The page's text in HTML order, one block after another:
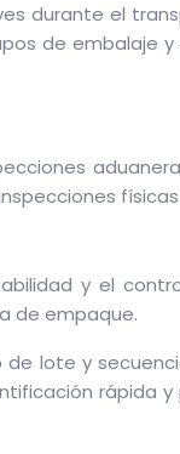
durante el
de embalaje
y el
de empaque.
lote y
rápida